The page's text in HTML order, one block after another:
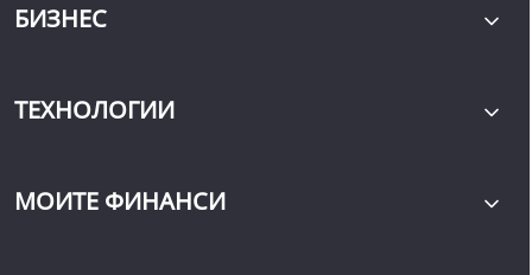
БИЗНЕС
ТЕХНОЛОГИИ
МОИТЕ ФИНАНСИ